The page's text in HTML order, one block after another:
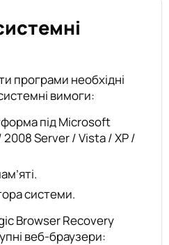
програми необхідні
вимоги:
під Microsoft
Server / Vista / XP /
системи.
Browser Recovery
веб-браузери: